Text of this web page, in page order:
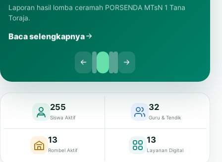
Laporan hasil lomba ceramah PORSENDA MTsN 1 Tana
Toraja.
Baca selengkapnya
255
Siswa Aktif
32
Guru & Tendik
13
Rombel Aktif
13
Layanan Digital